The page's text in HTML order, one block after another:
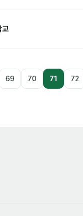
교
69 70 71 72